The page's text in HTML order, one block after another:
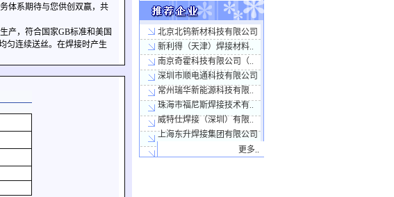
体系期待与您供创双赢，共
产，符合国家GB标准和美国
匀连续送丝。在焊接时产生
北京北钨新材科技有限公司
新利得（天津）焊接材料..
南京奇霍科技有限公司（..
深圳市顺电通科技有限公司
常州瑞华新能源科技有限..
珠海市福尼斯焊接技术有..
威特仕焊接（深圳）有限..
上海东升焊接集团有限公司
更多..